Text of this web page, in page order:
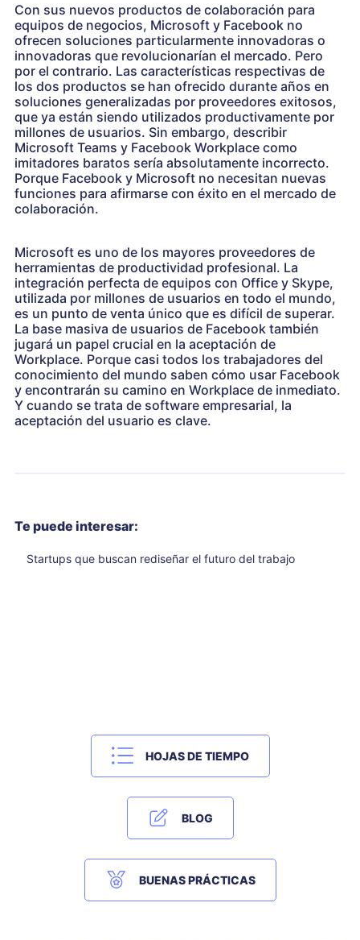
Con sus nuevos productos de colaboración para
equipos de negocios, Microsoft y Facebook no
ofrecen soluciones particularmente innovadoras o
innovadoras que revolucionarían el mercado. Pero
por el contrario. Las características respectivas de
los dos productos se han ofrecido durante años en
soluciones generalizadas por proveedores exitosos,
que ya están siendo utilizados productivamente por
millones de usuarios. Sin embargo, describir
Microsoft Teams y Facebook Workplace como
imitadores baratos sería absolutamente incorrecto.
Porque Facebook y Microsoft no necesitan nuevas
funciones para afirmarse con éxito en el mercado de
colaboración.
Microsoft es uno de los mayores proveedores de
herramientas de productividad profesional. La
integración perfecta de equipos con Office y Skype,
utilizada por millones de usuarios en todo el mundo,
es un punto de venta único que es difícil de superar.
La base masiva de usuarios de Facebook también
jugará un papel crucial en la aceptación de
Workplace. Porque casi todos los trabajadores del
conocimiento del mundo saben cómo usar Facebook
y encontrarán su camino en Workplace de inmediato.
Y cuando se trata de software empresarial, la
aceptación del usuario es clave.
Te puede interesar:
Startups que buscan rediseñar el futuro del trabajo
HOJAS DE TIEMPO
BLOG
BUENAS PRÁCTICAS